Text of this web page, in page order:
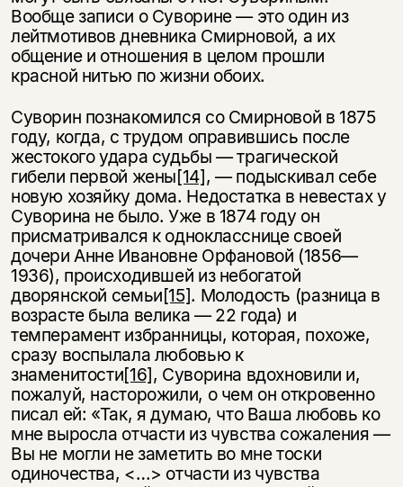
Вообще записи о Суворине — это один из
лейтмотивов дневника Смирновой, а их
общение и отношения в целом прошли
красной нитью по жизни обоих.
Суворин познакомился со Смирновой в 1875
году, когда, с трудом оправившись после
жестокого удара судьбы — трагической
гибели первой жены[14], — подыскивал себе
новую хозяйку дома. Недостатка в невестах у
Суворина не было. Уже в 1874 году он
присматривался к однокласснице своей
дочери Анне Ивановне Орфановой (1856—
1936), происходившей из небогатой
дворянской семьи[15]. Молодость (разница в
возрасте была велика — 22 года) и
темперамент избранницы, которая, похоже,
сразу воспылала любовью к
знаменитости[16], Суворина вдохновили и,
пожалуй, насторожили, о чем он откровенно
писал ей: «Так, я думаю, что Ваша любовь ко
мне выросла отчасти из чувства сожа­ления —
Вы не могли не заметить во мне тоски
одиночества, <…> отчасти из чувства